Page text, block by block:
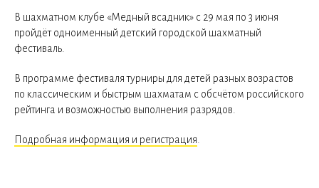
В шахматном клубе «Медный всадник» с 29 мая по 3 июня
пройдёт одноименный детский городской шахматный
фестиваль.
В программе фестиваля турниры для детей разных возрастов
по классическим и быстрым шахматам с обсчётом российского
рейтинга и возможностью выполнения разрядов.
Подробная информация и регистрация